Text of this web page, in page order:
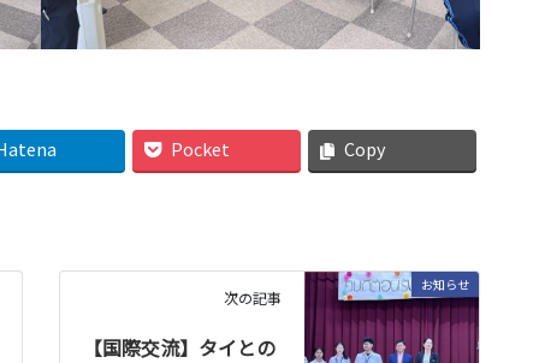
Pocket Copy
お知らせ
次の記事
【国際交流】タイとの